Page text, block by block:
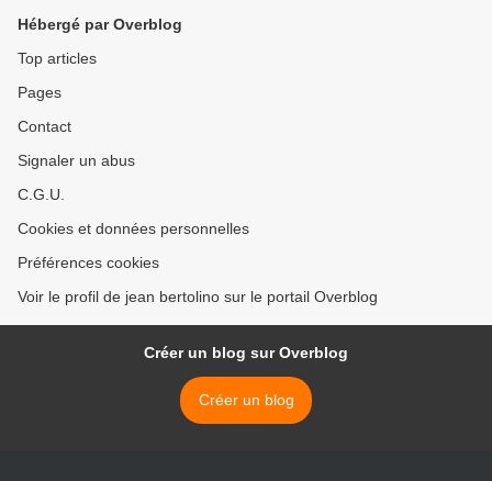
Hébergé par Overblog
Top articles
Pages
Contact
Signaler un abus
C.G.U.
Cookies et données personnelles
Préférences cookies
Voir le profil de jean bertolino sur le portail Overblog
Créer un blog sur Overblog
Créer un blog